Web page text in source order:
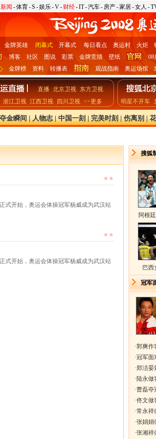
新闻 -体育-S -娱乐-V- 财经-IT-汽车- 房产-家居-女人 -
金牌英雄 闭幕式 开幕式 每日看点 奥运村 火炬
博客 社区 图说 彩票 金牌竞猜 壁纸 08
金牌榜 资料 转播表 观战指南 奥运场馆
直播 北京卫视 东方卫视
浙江卫视 江西卫视 四川卫视 >>更多
明星不开车
夺金瞬间|人物志|中国一刻|完美时刻|伤离别|
★★
开始，奥运会体操冠军杨威成为武汉站
★★
开始，奥运会体操冠军杨威成为武汉站
搜狐
阿根
巴西
冠军
·郭爽作
·冠军面
·郑洁晏
·陆永做
·曹磊夺
·佟文做
·常永祥
·张娟娟
·张湘祥